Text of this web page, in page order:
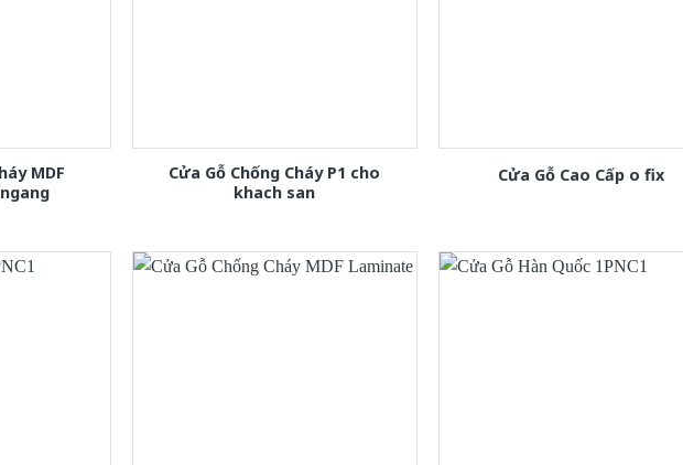
MDF
Cửa Gỗ Chống Cháy P1 cho
khach san
Cửa Gỗ Cao Cấp o fix